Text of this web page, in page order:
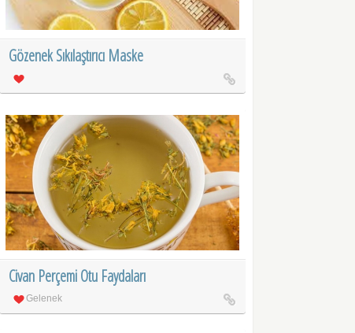
Gözenek Sıkılaştırıcı Maske
Civan Perçemi Otu Faydaları
Gelenek